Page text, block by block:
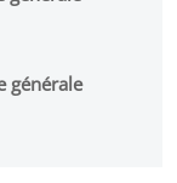
générale